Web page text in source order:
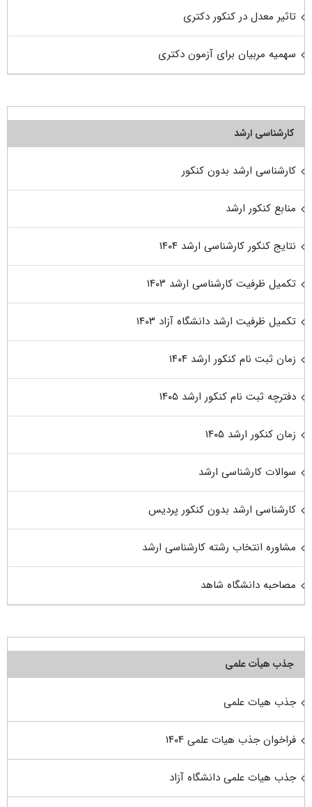
تاثیر معدل در کنکور دکتری
سهمیه مربیان برای آزمون دکتری
کارشناسی ارشد
کارشناسی ارشد بدون کنکور
منابع کنکور ارشد
نتایج کنکور کارشناسی ارشد ۱۴۰۴
تکمیل ظرفیت کارشناسی ارشد ۱۴۰۳
تکمیل ظرفیت ارشد دانشگاه آزاد ۱۴۰۳
زمان ثبت نام کنکور ارشد ۱۴۰۴
دفترچه ثبت نام کنکور ارشد ۱۴۰۵
زمان کنکور ارشد ۱۴۰۵
سوالات کارشناسی ارشد
کارشناسی ارشد بدون کنکور پردیس
مشاوره انتخاب رشته کارشناسی ارشد
مصاحبه دانشگاه شاهد
جذب هیأت علمی
جذب هیات علمی
فراخوان جذب هیات علمی ۱۴۰۴
جذب هیات علمی دانشگاه آزاد